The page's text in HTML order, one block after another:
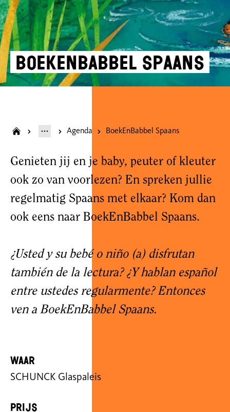
BoekEnBabbel Spaans
Agenda BoekEnBabbel Spaans
Genieten jij en je baby, peuter of kleuter
ook zo van voorlezen? En spreken jullie
regelmatig Spaans met elkaar? Kom dan
ook eens naar BoekEnBabbel Spaans.
¿Usted y su bebé o niño (a) disfrutan
también de la lectura? ¿Y hablan español
entre ustedes regularmente? Entonces
ven a BoekEnBabbel Spaans.
Waar
SCHUNCK Glaspaleis
Prijs